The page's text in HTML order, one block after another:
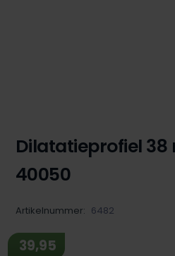
Dilatatieprofiel 38
40050
Artikelnummer: 6482
39,95